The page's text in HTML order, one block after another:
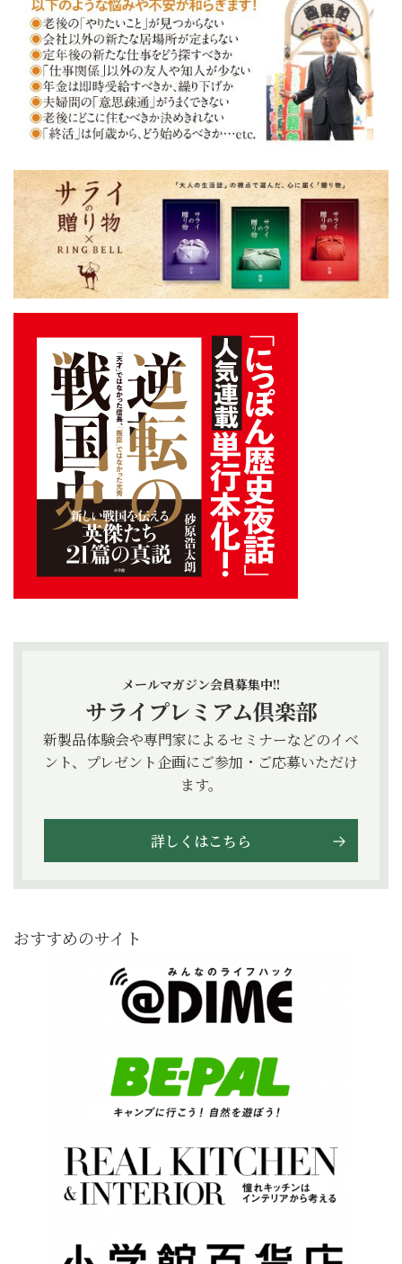
メールマガジン会員募集中!!
サライプレミアム倶楽部
新製品体験会や専門家によるセミナーなどのイベ
ント、プレゼント企画にご参加・ご応募いただけ
ます。
詳しくはこちら
おすすめのサイト